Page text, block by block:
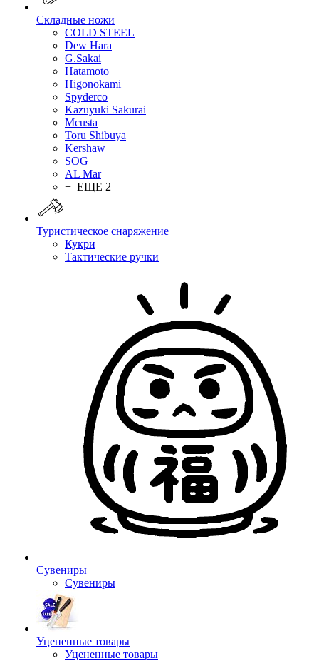
Складные ножи
COLD STEEL
Dew Hara
G.Sakai
Hatamoto
Higonokami
Spyderco
Kazuyuki Sakurai
Mcusta
Toru Shibuya
Kershaw
SOG
AL Mar
+ ЕЩЕ 2
Туристическое снаряжение
Кукри
Тактические ручки
Сувениры
Сувениры
Уцененные товары
Уцененные товары